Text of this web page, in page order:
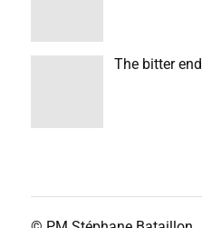
The bitter end